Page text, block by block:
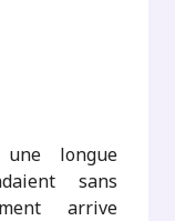
longue
sans
arrive